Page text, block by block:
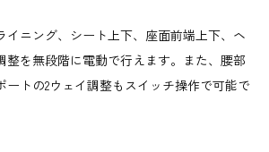
イニング、シート上下、座面前端上下、ヘ
整を無段階に電動で行えます。また、腰部
ートの2ウェイ調整もスイッチ操作で可能で